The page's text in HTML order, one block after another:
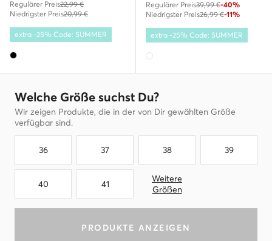
Regulärer Preis22,99 €
Niedrigster Preis20,99 €
extra -25% Code: SUMMER
Regulärer Preis39,99 €-40%
Niedrigster Preis26,99 €-11%
extra -25% Code: SUMMER
Welche Größe suchst Du?
Wir zeigen Produkte, die in der von Dir gewählten Größe
verfügbar sind.
36 37 38 39
40 41
Weitere
Größen
PRODUKTE ANZEIGEN